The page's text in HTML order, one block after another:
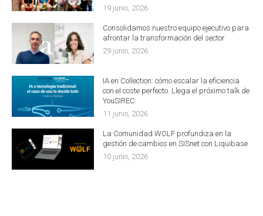
19 junio, 2026
Consolidamos nuestro equipo ejecutivo para
afrontar la transformación del sector
29 junio, 2026
IA en Collection: cómo escalar la eficiencia
con el coste perfecto. Llega el próximo talk de
YouSIREC
11 junio, 2026
La Comunidad WOLF profundiza en la
gestión de cambios en SISnet con Liquibase
10 junio, 2026